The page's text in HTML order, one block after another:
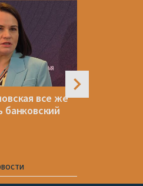
все же
банковский